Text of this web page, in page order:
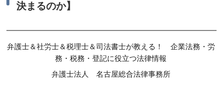
決まるのか】
弁護士＆社労士＆税理士＆司法書士が教える！ 企業法務・労
務・税務・登記に役立つ法律情報
弁護士法人 名古屋総合法律事務所